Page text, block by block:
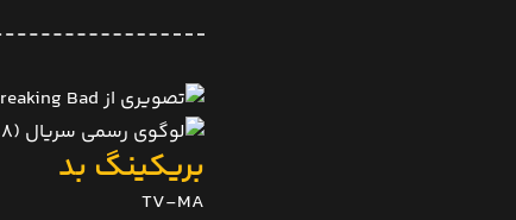
بریکینگ بد
TV-MA